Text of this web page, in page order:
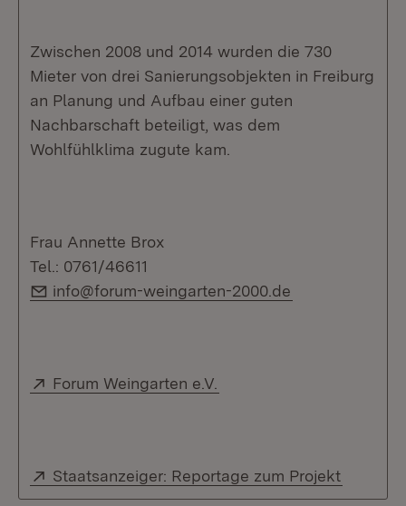
Zwischen 2008 und 2014 wurden die 730
Mieter von drei Sanierungsobjekten in Freiburg
an Planung und Aufbau einer guten
Nachbarschaft beteiligt, was dem
Wohlfühlklima zugute kam.
Frau Annette Brox
Tel.: 0761/46611
E-Mail:
info@forum-weingarten-2000.de
Extern:
Forum Weingarten e.V.
Extern:
Staatsanzeiger: Reportage zum Projekt